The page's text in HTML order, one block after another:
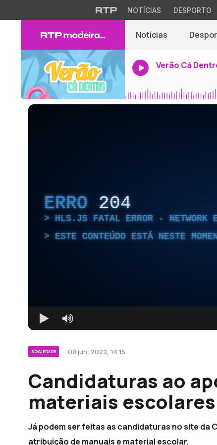
NOTÍCIAS DESPORTO
Notícias
Verão Cá
ERRO 204
HLS.JS FATAL ERROR - NETWORK
ESTE CONTEÚDO ESTÁ NESTE
SOCIEDADE 08 jun, 2023, 14:15
Candidaturas ao
materiais
Já podem ser feitas as candidaturas no site da
atribuição de manuais e material escolar.